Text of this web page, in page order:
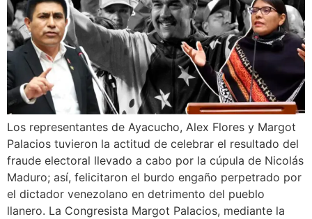
Los representantes de Ayacucho, Alex Flores y Margot
Palacios tuvieron la actitud de celebrar el resultado del
fraude electoral llevado a cabo por la cúpula de Nicolás
Maduro; así, felicitaron el burdo engaño perpetrado por
el dictador venezolano en detrimento del pueblo
llanero. La Congresista Margot Palacios, mediante la